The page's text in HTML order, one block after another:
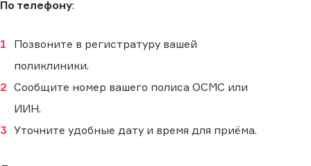
По телефону:
Позвоните в регистратуру вашей
поликлиники.
Сообщите номер вашего полиса ОСМС или
ИИН.
Уточните удобные дату и время для приёма.